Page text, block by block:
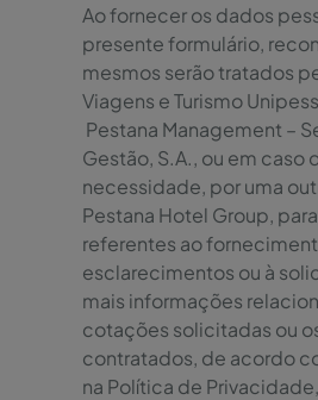
Ao fornecer os dados
presente formulário,
mesmos serão tratados
Viagens e Turismo
Pestana Management –
Gestão, S.A., ou em caso
necessidade, por uma
Pestana Hotel Group,
referentes ao
esclarecimentos ou à
mais informações
cotações solicitadas ou
contratados, de acordo
na Política de Privacidade,